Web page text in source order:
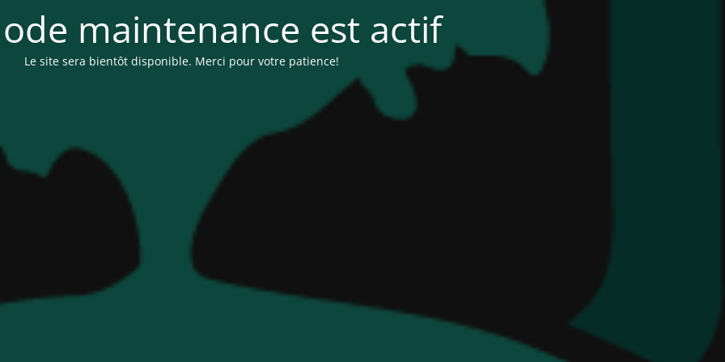
maintenance est actif
Le site sera bientôt disponible. Merci pour votre patience!